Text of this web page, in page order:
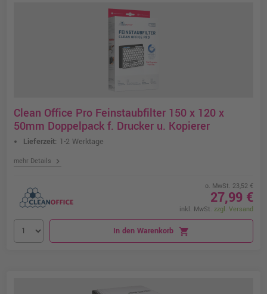
Clean Office Pro Feinstaubfilter 150 x 120 x
50mm Doppelpack f. Drucker u. Kopierer
Lieferzeit: 1-2 Werktage
mehr Details chevron_right
o. MwSt. 23,52 €
27,99 €
inkl. MwSt. zzgl. Versand
In den Warenkorb shopping_cart